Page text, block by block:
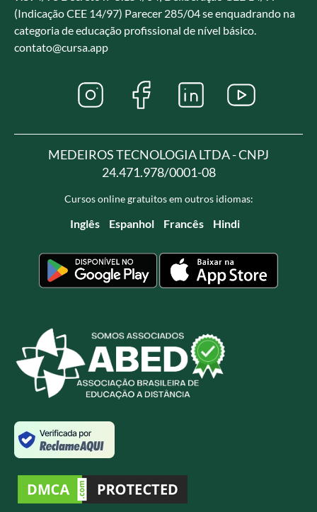
(Indicação CEE 14/97) Parecer 285/04 se enquadrando na
categoria de educação profissional de nível básico.
contato@cursa.app
MEDEIROS TECNOLOGIA LTDA - CNPJ
24.471.978/0001-08
Cursos online gratuitos em outros idiomas:
Inglês Espanhol Francês Hindi